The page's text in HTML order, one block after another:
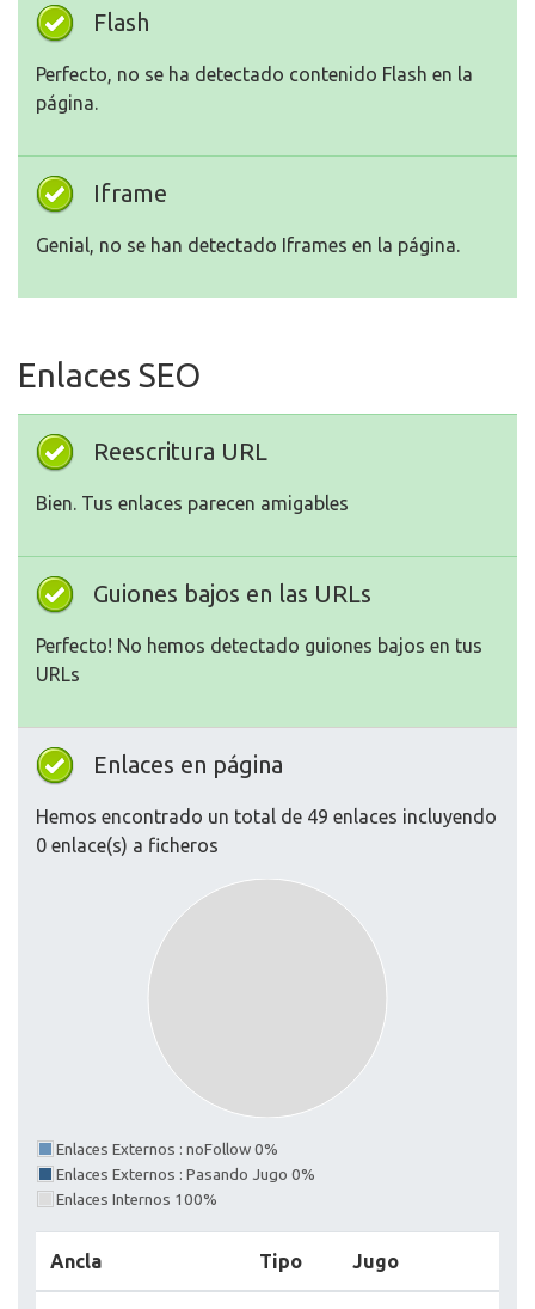
Flash
Perfecto, no se ha detectado contenido Flash en la
página.
Iframe
Genial, no se han detectado Iframes en la página.
Enlaces SEO
Reescritura URL
Bien. Tus enlaces parecen amigables
Guiones bajos en las URLs
Perfecto! No hemos detectado guiones bajos en tus
URLs
Enlaces en página
Hemos encontrado un total de 49 enlaces incluyendo
0 enlace(s) a ficheros
Enlaces Externos : noFollow 0%
Enlaces Externos : Pasando Jugo 0%
Enlaces Internos 100%
Ancla Tipo Jugo